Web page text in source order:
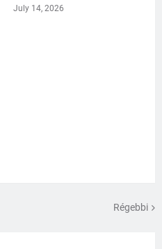
July 14, 2026
Régebbi